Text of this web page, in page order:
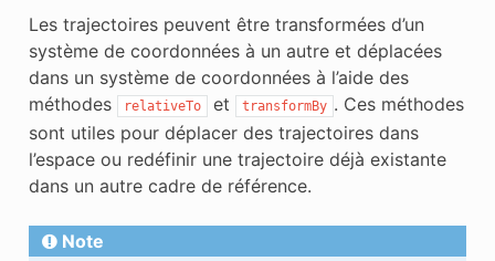
Les trajectoires peuvent être transformées d’un
système de coordonnées à un autre et déplacées
dans un système de coordonnées à l’aide des
méthodes
relativeTo et transformBy . Ces méthodes
sont utiles pour déplacer des trajectoires dans
l’espace ou redéfinir une trajectoire déjà existante
dans un autre cadre de référence.
Note